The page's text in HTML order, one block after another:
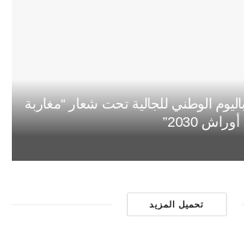
الوطني للجالية تحت شعار “مغاربة
2030”
تحميل المزيد